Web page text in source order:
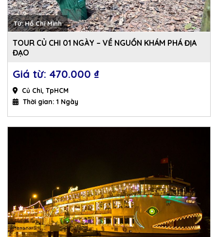
Từ: Hồ Chí Minh
TOUR CỦ CHI 01 NGÀY – VỀ NGUỒN KHÁM PHÁ ĐỊA
ĐẠO
470.000 ₫
Củ Chi, TpHCM
Thời gian: 1 Ngày